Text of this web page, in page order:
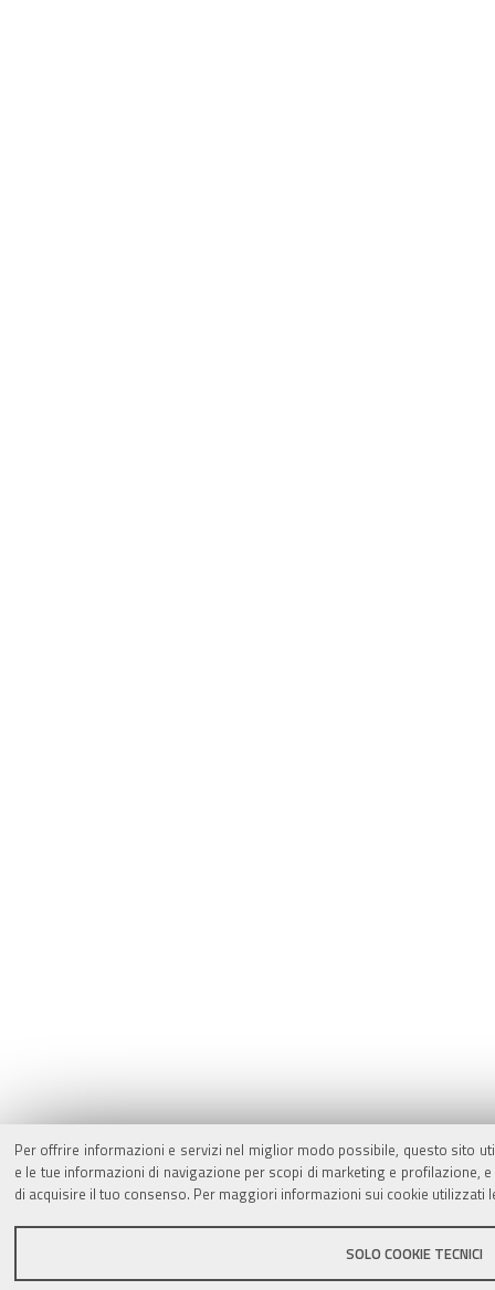
Per offrire informazioni e servizi nel miglior modo possibile, questo sito
e le tue informazioni di navigazione per scopi di marketing e
di acquisire il tuo consenso. Per maggiori informazioni sui cookie utilizzati
SOLO COOKIE TECNICI